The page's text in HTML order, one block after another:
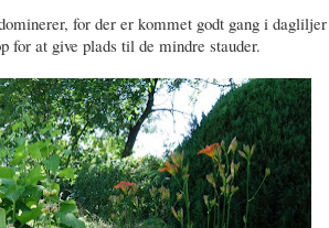
for der er kommet godt gang i dagliljer
for at give plads til de mindre stauder.